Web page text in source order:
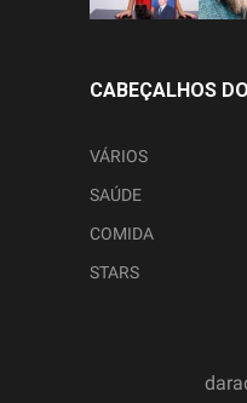
CABEÇALHOS
VÁRIOS
SAÚDE
COMIDA
STARS